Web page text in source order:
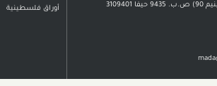
أوراق فلسطينية